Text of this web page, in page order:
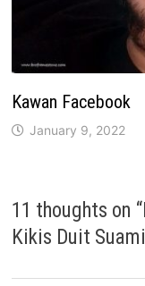
Kawan Facebook
January 9, 2022
11 thoughts on “
Kikis Duit Suami